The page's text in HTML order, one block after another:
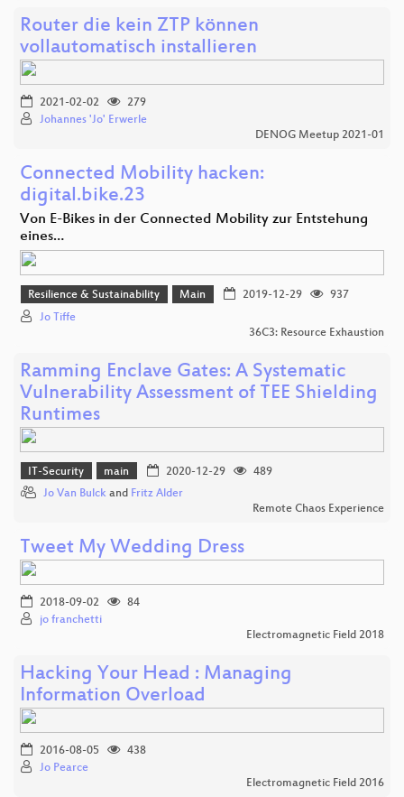
Router die kein ZTP können
vollautomatisch installieren
2021-02-02
279
Johannes 'Jo' Erwerle
DENOG Meetup 2021-01
Connected Mobility hacken:
digital.bike.23
Von E-Bikes in der Connected Mobility zur Entstehung
eines…
Resilience & Sustainability Main 2019-12-29
937
Jo Tiffe
36C3: Resource Exhaustion
Ramming Enclave Gates: A Systematic
Vulnerability Assessment of TEE Shielding
Runtimes
IT-Security main 2020-12-29
489
Jo Van Bulck and Fritz Alder
Remote Chaos Experience
Tweet My Wedding Dress
2018-09-02
84
jo franchetti
Electromagnetic Field 2018
Hacking Your Head : Managing
Information Overload
2016-08-05
438
Jo Pearce
Electromagnetic Field 2016